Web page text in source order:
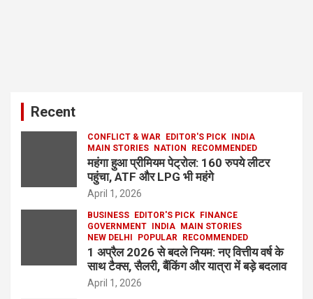
Recent
CONFLICT & WAR EDITOR'S PICK
INDIA
MAIN STORIES
NATION RECOMMENDED
महंगा हुआ प्रीमियम पेट्रोल: 160 रुपये लीटर
पहुंचा, ATF और LPG भी महंगे
April 1, 2026
BUSINESS EDITOR'S PICK
FINANCE
GOVERNMENT
INDIA
MAIN STORIES
NEW DELHI
POPULAR RECOMMENDED
1 अप्रैल 2026 से बदले नियम: नए वित्तीय वर्ष के
साथ टैक्स, सैलरी, बैंकिंग और यात्रा में बड़े बदलाव
April 1, 2026